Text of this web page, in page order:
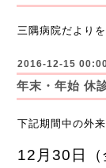
三隅病院だより
2016-12-15
年末・年始 休
下記期間中の外
12月30日